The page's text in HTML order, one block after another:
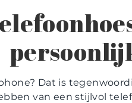
Dat is
van een stijlvol